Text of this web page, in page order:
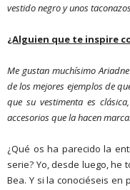
vestido negro y unos
¿Alguien que te inspire
Me gustan muchísimo
de los mejores ejemplos de
que su vestimenta es
accesorios que la hacen
¿Qué os ha parecido la
serie? Yo, desde luego, he
Bea. Y si la conociéseis